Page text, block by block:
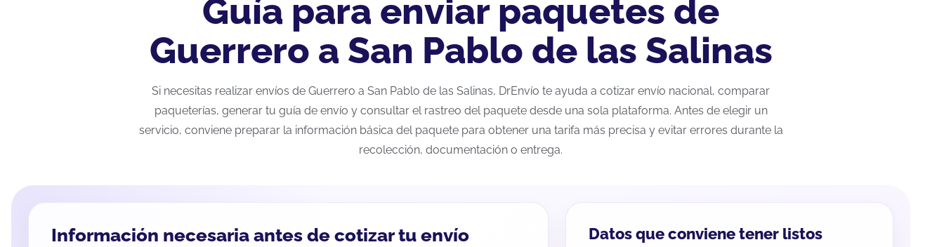
Guía para enviar paquetes de
Guerrero a San Pablo de las Salinas
Si necesitas realizar envíos de Guerrero a San Pablo de las Salinas, DrEnvío te ayuda a cotizar envío nacional, comparar
paqueterías, generar tu guía de envío y consultar el rastreo del paquete desde una sola plataforma. Antes de elegir un
servicio, conviene preparar la información básica del paquete para obtener una tarifa más precisa y evitar errores durante la
recolección, documentación o entrega.
Información necesaria antes de cotizar tu envío Datos que conviene tener listos